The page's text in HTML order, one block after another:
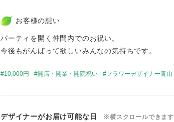
お客様の想い
パーティを開く仲間内でのお祝い。
今後もがんばって欲しいみんなの気持ちです。
10,000円 開店・開業・開院祝い フラワーデザイナー青山
デザイナーがお届け可能な日 ※横スクロールできます